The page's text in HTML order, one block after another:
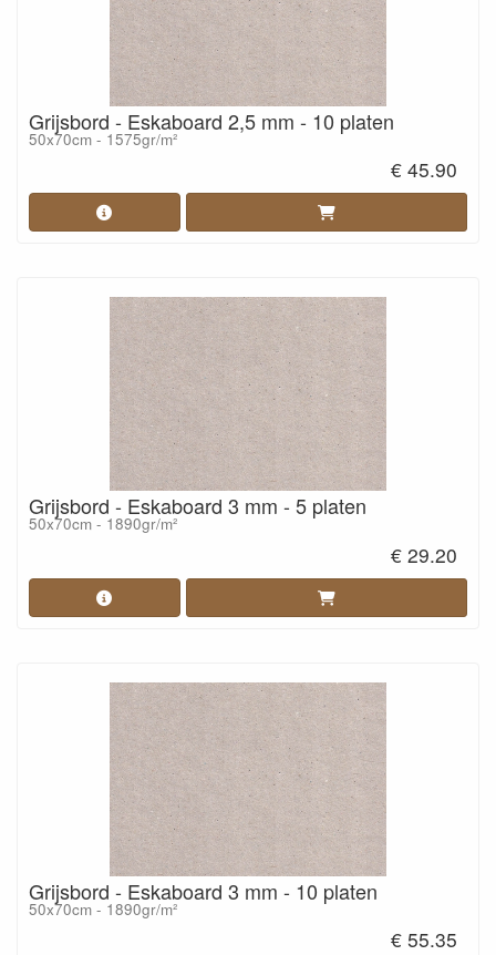
Grijsbord - Eskaboard 2,5 mm - 10 platen
50x70cm - 1575gr/m²
€ 45.90
Grijsbord - Eskaboard 3 mm - 5 platen
50x70cm - 1890gr/m²
€ 29.20
Grijsbord - Eskaboard 3 mm - 10 platen
50x70cm - 1890gr/m²
€ 55.35